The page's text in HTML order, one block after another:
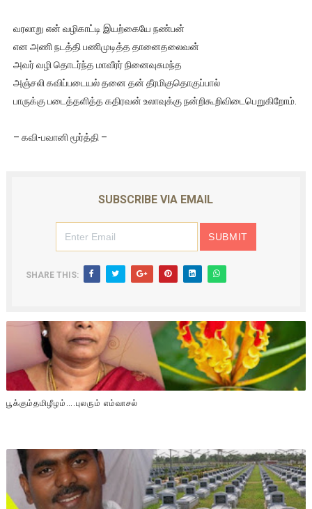
வரலாறு என் வழிகாட்டி இயற்கையே நண்பன்
என அணி நடத்தி பணிமுடித்த தானைதலைவன்
அவர் வழி தொடர்ந்த மாவீரர் நினைவுசுமந்த
அஞ்சலி கவிப்படையல் தனை தன் தீரமிகுதொகுப்பால்
பாருக்கு படைத்தளித்த கதிரவன் உலாவுக்கு நன்றிகூறிவிடைபெறுகிறோம்.
– கவி-பவானி மூர்த்தி –
SUBSCRIBE VIA EMAIL
SHARE THIS:
பூக்கும்தமிழீழம்….புலரும் எம்வாசல்